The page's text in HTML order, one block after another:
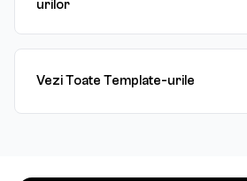
urilor
Vezi Toate Template-urile